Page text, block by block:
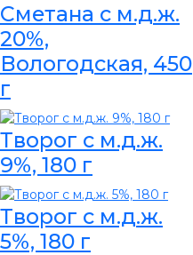
Сметана с м.д.ж.
20%,
Вологодская, 450
г
Творог с м.д.ж.
9%, 180 г
Творог с м.д.ж.
5%, 180 г